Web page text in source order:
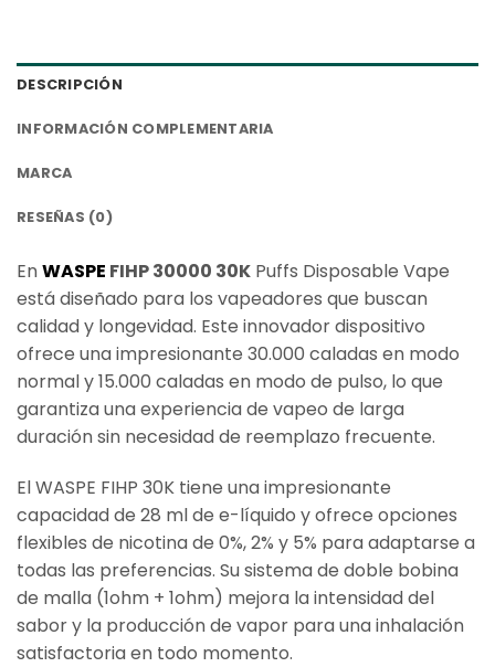
DESCRIPCIÓN
INFORMACIÓN COMPLEMENTARIA
MARCA
RESEÑAS (0)
EnWASPE FIHP 30000 30K Puffs Disposable Vape
está diseñado para los vapeadores que buscan
calidad y longevidad. Este innovador dispositivo
ofrece una impresionante 30.000 caladas en modo
normal y 15.000 caladas en modo de pulso, lo que
garantiza una experiencia de vapeo de larga
duración sin necesidad de reemplazo frecuente.
El WASPE FIHP 30K tiene una impresionante
capacidad de 28 ml de e-líquido y ofrece opciones
flexibles de nicotina de 0%, 2% y 5% para adaptarse a
todas las preferencias. Su sistema de doble bobina
de malla (1ohm + 1ohm) mejora la intensidad del
sabor y la producción de vapor para una inhalación
satisfactoria en todo momento.